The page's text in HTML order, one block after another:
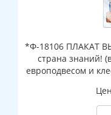
*Ф-18106 ПЛАКАТ
страна знаний!
европодвесом и